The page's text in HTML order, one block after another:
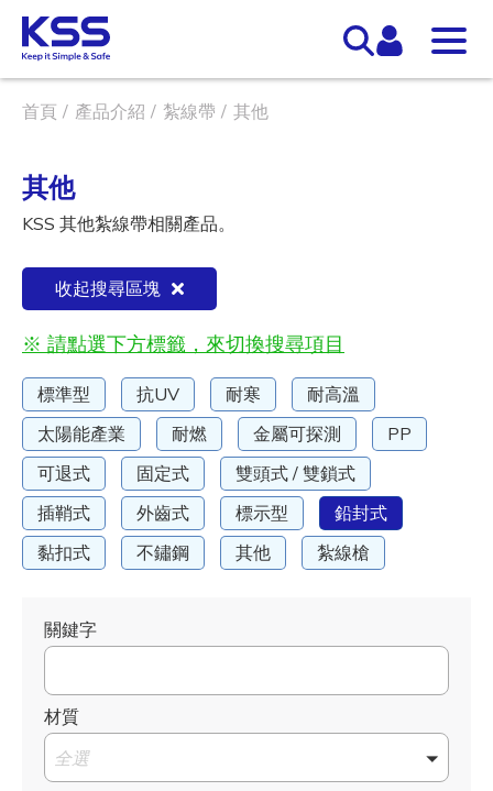
首頁 產品介紹 紮線帶 其他
其他
KSS 其他紮線帶相關產品。
收起搜尋區塊
※ 請點選下方標籤，來切換搜尋項目
標準型 抗UV 耐寒
耐高溫
太陽能產業
耐燃 金屬可探測
PP
可退式
固定式
雙頭式 / 雙鎖式
插鞘式
外齒式 標示型
鉛封式
黏扣式
不鏽鋼 其他 紮線槍
關鍵字
材質
全選